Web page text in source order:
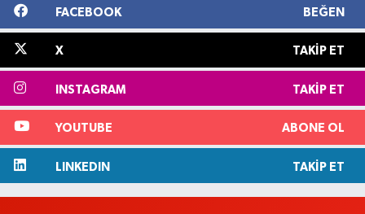
FACEBOOK BEĞEN
X TAKIP ET
INSTAGRAM TAKIP ET
YOUTUBE ABONE OL
LINKEDIN TAKIP ET